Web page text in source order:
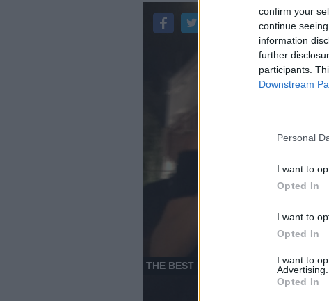
confirm your
continue
information
further
participants.
Downstream
Personal
I want to
Opted In
I want to
Opted In
I want to
Advertising.
Opted In